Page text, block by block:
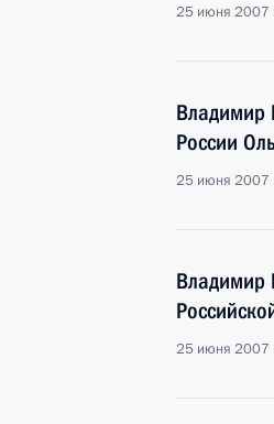
25 июня 2007
Владимир
России
25 июня 2007
Владимир
25 июня 2007